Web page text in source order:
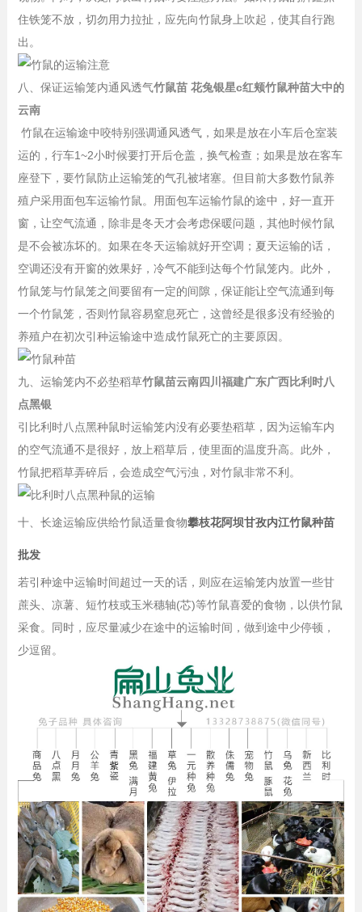
住铁笼不放，切勿用力拉扯，应先向竹鼠身上吹起，使其自行跑
出。
八、保证运输笼内通风透气竹鼠苗 花兔银星c红颊竹鼠种苗大中的
云南
竹鼠在运输途中咬特别强调通风透气，如果是放在小车后仓室装
运的，行车1~2小时候要打开后仓盖，换气检查；如果是放在客车
座登下，要竹鼠防止运输笼的气孔被堵塞。但目前大多数竹鼠养
殖户采用面包车运输竹鼠。用面包车运输竹鼠的途中，好一直开
窗，让空气流通，除非是冬天才会考虑保暖问题，其他时候竹鼠
是不会被冻坏的。如果在冬天运输就好开空调；夏天运输的话，
空调还没有开窗的效果好，冷气不能到达每个竹鼠笼内。此外，
竹鼠笼与竹鼠笼之间要留有一定的间隙，保证能让空气流通到每
一个竹鼠笼，否则竹鼠容易窒息死亡，这曾经是很多没有经验的
养殖户在初次引种运输途中造成竹鼠死亡的主要原因。
九、运输笼内不必垫稻草竹鼠苗云南四川福建广东广西比利时八
点黑银
引比利时八点黑种鼠时运输笼内没有必要垫稻草，因为运输车内
的空气流通不是很好，放上稻草后，使里面的温度升高。此外，
竹鼠把稻草弄碎后，会造成空气污浊，对竹鼠非常不利。
十、长途运输应供给竹鼠适量食物攀枝花阿坝甘孜内江竹鼠种苗
批发
若引种途中运输时间超过一天的话，则应在运输笼内放置一些甘
蔗头、凉薯、短竹枝或玉米穗轴(芯)等竹鼠喜爱的食物，以供竹鼠
采食。同时，应尽量减少在途中的运输时间，做到途中少停顿，
少逗留。